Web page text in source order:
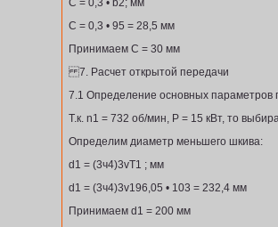
С = 0,3 • b2; мм
С = 0,3 • 95 = 28,5 мм
Принимаем С = 30 мм
7. Расчет открытой передачи
7.1 Определение основных параметров
Т.к. n1 = 732 об/мин, Р = 15 кВт, то
Определим диаметр меньшего шкива:
d1 = (3ч4)3vТ1 ; мм
d1 = (3ч4)3v196,05 • 103 = 232,4 мм
Принимаем d1 = 200 мм